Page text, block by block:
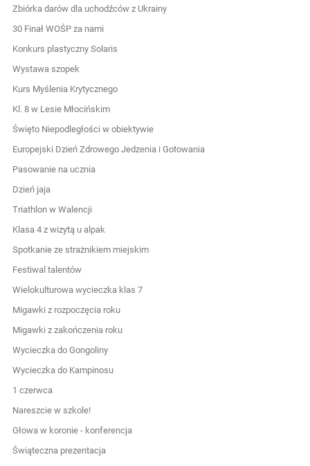
Zbiórka darów dla uchodźców z Ukrainy
30 Finał WOŚP za nami
Konkurs plastyczny Solaris
Wystawa szopek
Kurs Myślenia Krytycznego
Kl. 8 w Lesie Młocińskim
Święto Niepodległości w obiektywie
Europejski Dzień Zdrowego Jedzenia i Gotowania
Pasowanie na ucznia
Dzień jaja
Triathlon w Walencji
Klasa 4 z wizytą u alpak
Spotkanie ze strażnikiem miejskim
Festiwal talentów
Wielokulturowa wycieczka klas 7
Migawki z rozpoczęcia roku
Migawki z zakończenia roku
Wycieczka do Gongoliny
Wycieczka do Kampinosu
1 czerwca
Nareszcie w szkole!
Głowa w koronie - konferencja
Świąteczna prezentacja